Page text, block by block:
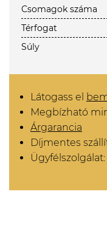
Csomagok száma
Térfogat
Súly
Látogass el
Megbízható
Árgarancia
Díjmentes